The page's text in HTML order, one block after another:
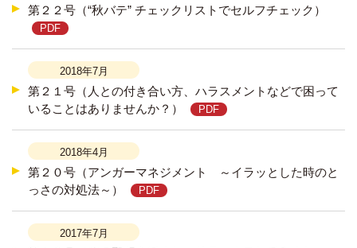
第２２号（“秋バテ” チェックリストでセルフチェック）
2018年7月
第２１号（人との付き合い方、ハラスメントなどで困って
いることはありませんか？）
2018年4月
第２０号（アンガーマネジメント ～イラッとした時のと
っさの対処法～）
2017年7月